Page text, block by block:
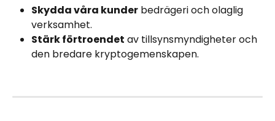
Skydda våra kunder bedrägeri och olaglig
verksamhet.
Stärk förtroendet av tillsynsmyndigheter och
den bredare kryptogemenskapen.